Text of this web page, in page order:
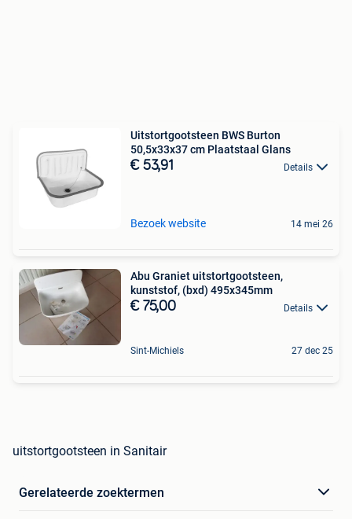
Uitstortgootsteen BWS Burton
50,5x33x37 cm Plaatstaal Glans
€ 53,91 Details
Bezoek website 14 mei 26
Abu Graniet uitstortgootsteen,
kunststof, (bxd) 495x345mm
€ 75,00 Details
Sint-Michiels 27 dec 25
uitstortgootsteen in Sanitair
Gerelateerde zoektermen